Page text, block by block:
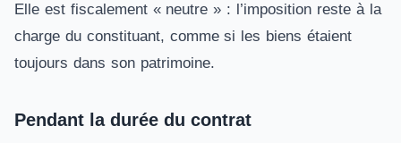
Elle est fiscalement « neutre » : l’imposition reste à la
charge du constituant, comme si les biens étaient
toujours dans son patrimoine.
Pendant la durée du contrat